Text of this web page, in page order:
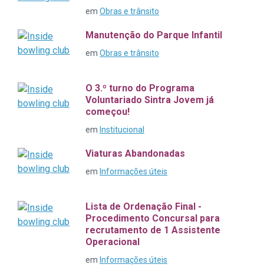
em Obras e trânsito
Manutenção do Parque Infantil
em Obras e trânsito
O 3.º turno do Programa
Voluntariado Sintra Jovem já
começou!
em Institucional
Viaturas Abandonadas
em Informações úteis
Lista de Ordenação Final -
Procedimento Concursal para
recrutamento de 1 Assistente
Operacional
em Informações úteis